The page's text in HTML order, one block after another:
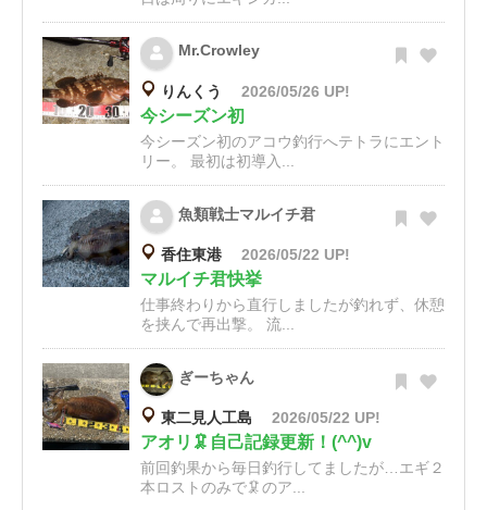
Mr.Crowley
りんくう 2026/05/26 UP!
今シーズン初
今シーズン初のアコウ釣行へテトラにエント
リー。 最初は初導入...
魚類戦士マルイチ君
香住東港 2026/05/22 UP!
マルイチ君快挙
仕事終わりから直行しましたが釣れず、休憩
を挟んで再出撃。 流...
ぎーちゃん
東二見人工島 2026/05/22 UP!
アオリ🦑自己記録更新！(^^)v
前回釣果から毎日釣行してましたが…エギ２
本ロストのみで🦑のア...